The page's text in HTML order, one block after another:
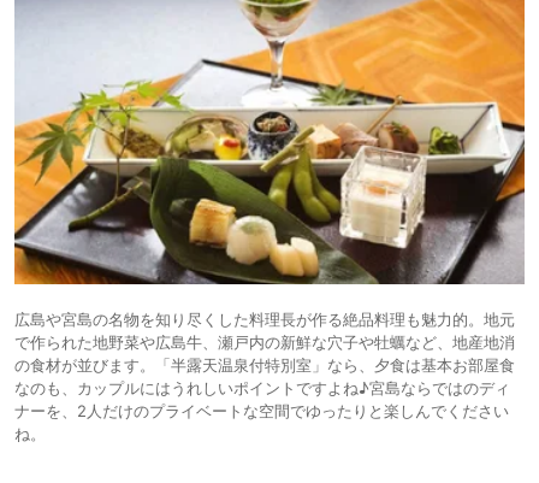
広島や宮島の名物を知り尽くした料理長が作る絶品料理も魅力的。地元
で作られた地野菜や広島牛、瀬戸内の新鮮な穴子や牡蠣など、地産地消
の食材が並びます。「半露天温泉付特別室」なら、夕食は基本お部屋食
なのも、カップルにはうれしいポイントですよね♪宮島ならではのディ
ナーを、2人だけのプライベートな空間でゆったりと楽しんでください
ね。